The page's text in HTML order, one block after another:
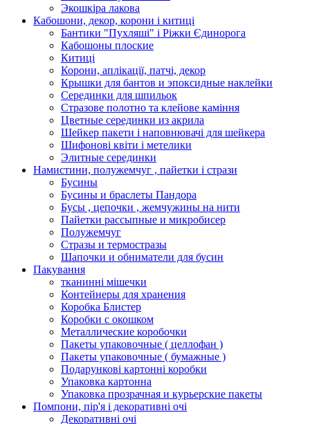
Экошкiра лакова
Кабошони, декор, корони і китиці
Бантики "Пухляші" і Ріжки Єдинорога
Кабошоны плоские
Китиці
Корони, аплікації, патчі, декор
Крышки для бантов и эпоксидные наклейки
Серединки для шпильок
Стразове полотно та клейове каміння
Цветные серединки из акрила
Шейкер пакети і наповнювачі для шейкера
Шифонові квіти і метелики
Элитные серединки
Намистини, полужемчуг , пайетки і стрази
Бусины
Бусины и браслеты Пандора
Бусы , цепочки , жемчужины на нити
Пайетки рассыпные и микробисер
Полужемчуг
Стразы и термостразы
Шапочки и обниматели для бусин
Пакування
тканинні мішечки
Контейнеры для хранения
Коробка Блистер
Коробки с окошком
Металлические коробочки
Пакеты упаковочные ( целлофан )
Пакеты упаковочные ( бумажные )
Подарункові картонні коробки
Упаковка картонна
Упаковка прозрачная и курьерские пакеты
Помпони, пір'я і декоративні очі
Декоративні очі